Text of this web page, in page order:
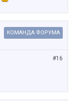
КОМАНДА ФОРУМА
#16